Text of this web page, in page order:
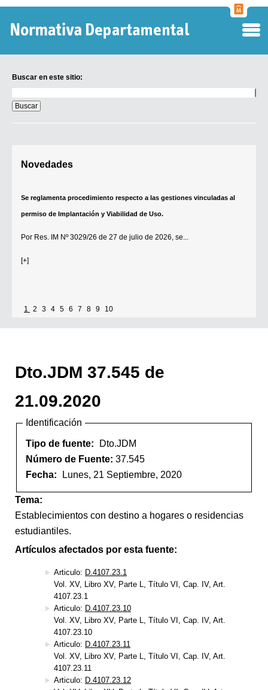
Buscar en este sitio:
en
este
sitio:
Novedades
Se reglamenta procedimiento respecto a las gestiones vinculadas al
permiso de Implantación y Viabilidad de Uso.
Por Res. IM Nº 3029/26 de 27 de julio de 2026, se...
[+]
1 2 3 4 5 6 7 8 9 10
Dto.JDM 37.545 de
21.09.2020
Identificación
Tipo de fuente:
Dto.JDM
Número de Fuente: 37.545
Fecha:
Lunes, 21 Septiembre, 2020
Tema:
Establecimientos con destino a hogares o residencias
estudiantiles.
Artículos afectados por esta fuente:
Articulo: D.4107.23.1
Vol. XV, Libro XV, Parte L, Título VI, Cap. IV, Art.
4107.23.1
Articulo: D.4107.23.10
Vol. XV, Libro XV, Parte L, Título VI, Cap. IV, Art.
4107.23.10
Articulo: D.4107.23.11
Vol. XV, Libro XV, Parte L, Título VI, Cap. IV, Art.
4107.23.11
Articulo: D.4107.23.12